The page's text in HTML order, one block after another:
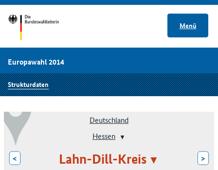
Menü
Europawahl 2014
Strukturdaten
Deutschland
Hessen
< Lahn-Dill-Kreis >